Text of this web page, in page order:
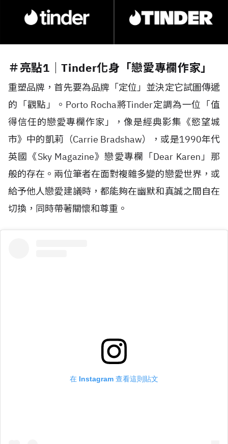
＃亮點1｜Tinder化身「戀愛專欄作家」
重塑品牌，首先要為品牌「定位」並決定它試圖傳遞
的「觀點」。Porto Rocha將Tinder定調為一位「值
得信任的戀愛專欄作家」，像是經典影集《慾望城
市》中的凱莉（Carrie Bradshaw），或是1990年代
英國《Sky Magazine》戀愛專欄「Dear Karen」那
般的存在。兩位筆者在面對複雜多變的戀愛世界，或
給予他人戀愛建議時，都能夠在幽默和真誠之間自在
切換，同時帶著關懷和尊重。
在 Instagram 查看這則貼文